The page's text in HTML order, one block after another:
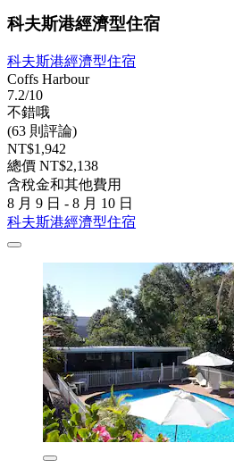
科夫斯港經濟型住宿
科夫斯港經濟型住宿
Coffs Harbour
7.2/10
不錯哦
(63 則評論)
NT$1,942
總價 NT$2,138
含稅金和其他費用
8 月 9 日 - 8 月 10 日
科夫斯港經濟型住宿